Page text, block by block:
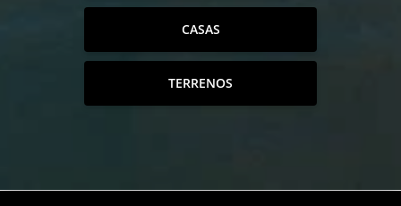
CASAS
TERRENOS